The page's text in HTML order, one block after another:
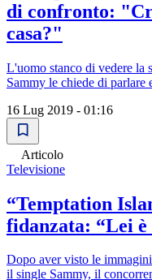
di confronto:
casa?"
L'uomo stanco di vedere la
Sammy le chiede di parlare
16 Lug 2019 - 01:16
Articolo
Televisione
“Temptation
fidanzata: “Lei
Dopo aver visto le
il single Sammy, il